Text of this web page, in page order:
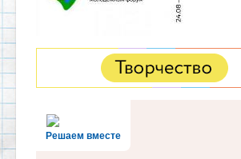
Решаем вместе